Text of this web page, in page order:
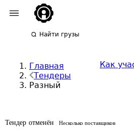
Найти грузы
Главная
Тендеры
Разный
Как
Тендер отменён Несколько поставщиков